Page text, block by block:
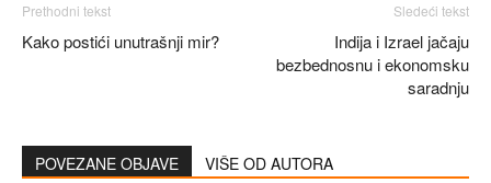
Prethodni tekst
Kako postići unutrašnji mir?
Sledeći tekst
Indija i Izrael jačaju
bezbednosnu i ekonomsku
saradnju
POVEZANE OBJAVE VIŠE OD AUTORA